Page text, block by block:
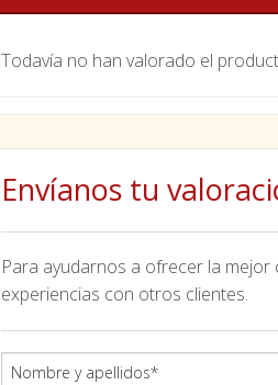
Todavía no han valorado el
Envíanos tu
Para ayudarnos a ofrecer la
experiencias con otros clientes.